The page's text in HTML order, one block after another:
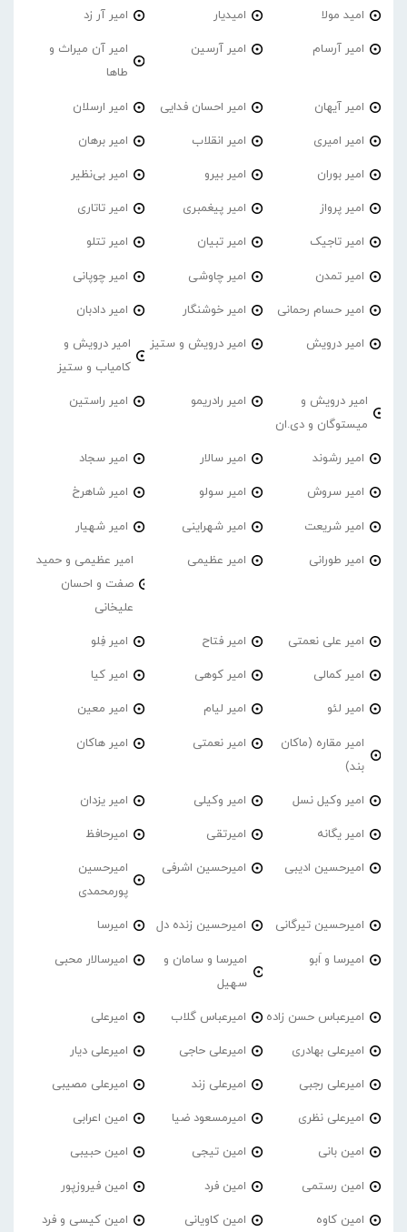
امید مولا امیدیار امیر آر زد
امیر آرسام امیر آرسین
امیر آن میراث و
طاها
امیر آیهان امیر احسان فدایی امیر ارسلان
امیر امیری امیر انقلاب امیر برهان
امیر‌ بوران امیر بیرو امیر بی‌نظیر
امیر پرواز امیر پیغمبری امیر تاتاری
امیر تاجیک امیر تبیان امیر تتلو
امیر تمدن امیر چاوشی امیر چوپانی
امیر حسام رحمانی امیر خوشنگار امیر دادبان
امیر درویش امیر درویش و ستیز
امیر درویش و
کامیاب و ستیز
امیر درویش و
میستوگان و دی.ان
امیر رادریمو امیر راستین
امیر رشوند امیر سالار امیر سجاد
امیر سروش امیر سولو امیر شاهرخ
امیر شریعت امیر شهراینی امیر شهیار
امیر طورانی امیر عظیمی
امیر عظیمی و حمید
صفت و احسان
علیخانی
امیر علی نعمتی امیر فتاح امیر فِلو
امیر کمالی امیر کوهی امیر کیا
امیر لئو امیر لیام امیر معین
امیر مقاره (ماکان
بند)
امیر نعمتی امیر هاکان
امیر وکیل نسل امیر وکیلی امیر یزدان
امیر یگانه امیرتقی امیرحافظ
امیرحسین ادیبی امیرحسین اشرفی
امیرحسین
پورمحمدی
امیرحسین تیرگانی امیرحسین زنده دل امیرسا
امیرسا و اَبو
امیرسا و سامان و
سهیل
امیرسالار محبی
امیرعباس حسن زاده امیرعباس گلاب امیرعلی
امیرعلی بهادری امیرعلی حاجی امیرعلی دیار
امیرعلی رجبی امیرعلی زند امیرعلی مصیبی
امیرعلی نظری امیرمسعود ضیا امین اعرابی
امین بانی امین تیجی امین حبیبی
امین رستمی امین فرد امین فیروزپور
امین کاوه امین کاویانی امین کیسی و فرد